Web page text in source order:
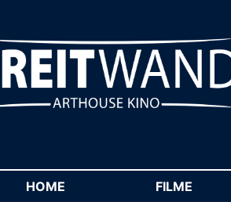
HOME FILME